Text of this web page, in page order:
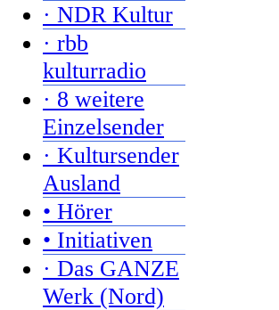
· NDR Kultur
· rbb
kulturradio
· 8 weitere
Einzelsender
· Kultursender
Ausland
• Hörer
• Initiativen
· Das GANZE
Werk (Nord)